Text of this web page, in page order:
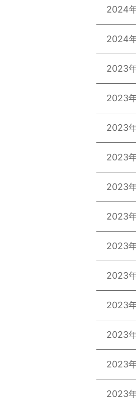
2024
2024
2023
2023
2023
2023
2023
2023
2023
2023
2023
2023
2023
2023